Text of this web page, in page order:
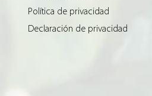
Política de privacidad
Declaración de privacidad